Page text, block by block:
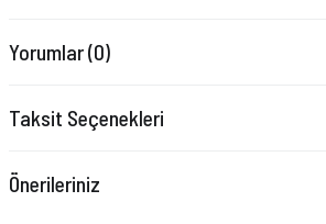
Yorumlar (0)
Taksit Seçenekleri
Önerileriniz